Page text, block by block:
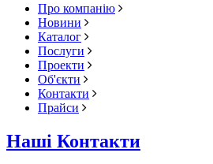
Про компанію
Новини
Каталог
Послуги
Проекти
Об'єкти
Контакти
Прайси
Наші Контакти